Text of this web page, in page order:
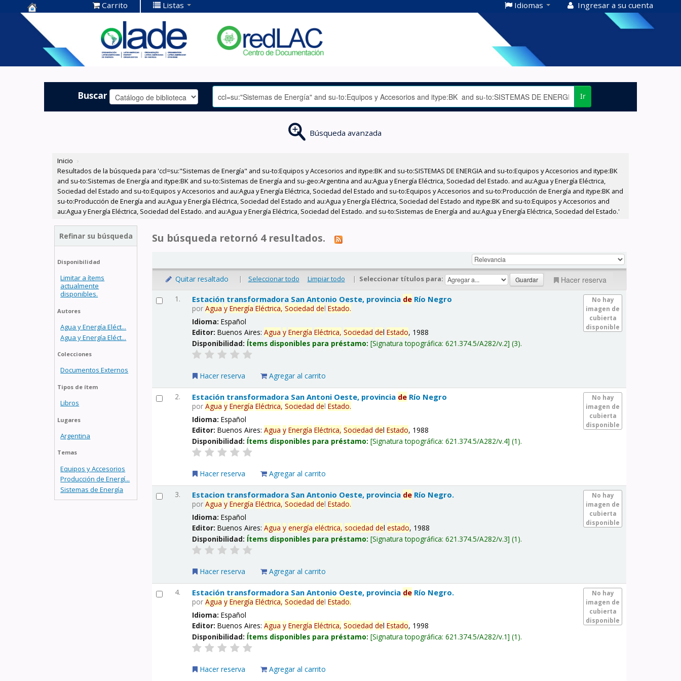
Centro de
Documentación
OLADE -
Carrito Listas Idiomas Ingresar a su cuenta
Buscar Ir
Búsqueda avanzada
Inicio ›
Resultados de la búsqueda para 'ccl=su:"Sistemas de Energía" and su-to:Equipos y Accesorios and itype:BK and su-to:SISTEMAS DE ENERGIA and su-to:Equipos y Accesorios and itype:BK
and su-to:Sistemas de Energía and itype:BK and su-to:Sistemas de Energía and su-geo:Argentina and au:Agua y Energía Eléctrica, Sociedad del Estado. and au:Agua y Energía Eléctrica,
Sociedad del Estado and su-to:Equipos y Accesorios and au:Agua y Energía Eléctrica, Sociedad del Estado and su-to:Equipos y Accesorios and su-to:Producción de Energía and itype:BK and
su-to:Producción de Energía and au:Agua y Energía Eléctrica, Sociedad del Estado and au:Agua y Energía Eléctrica, Sociedad del Estado and itype:BK and su-to:Equipos y Accesorios and
au:Agua y Energía Eléctrica, Sociedad del Estado. and au:Agua y Energía Eléctrica, Sociedad del Estado. and su-to:Sistemas de Energía and au:Agua y Energía Eléctrica, Sociedad del Estado.'
Refinar su búsqueda
Disponibilidad
Limitar a ítems
actualmente
disponibles.
Autores
Agua y Energía Eléct...
Agua y Energía Eléct...
Colecciones
Documentos Externos
Tipos de ítem
Libros
Lugares
Argentina
Temas
Equipos y Accesorios
Producción de Energí...
Sistemas de Energía
Su búsqueda retornó 4 resultados.
Quitar resaltado | Seleccionar todo Limpiar todo | Seleccionar títulos para: Hacer reserva
1.
No hay
imagen de
cubierta
disponible
Estación transformadora San Antonio Oeste, provincia de Río Negro
porAgua y Energía Eléctrica, Sociedad delEstado.
Idioma:Español
Editor:Buenos Aires:Agua y Energía Eléctrica, Sociedad delEstado, 1988
Disponibilidad: Ítems disponibles para préstamo: Signatura topográfica:621.374.5/A282/v.2 (3).
Hacer reserva Agregar al carrito
2.
No hay
imagen de
cubierta
disponible
Estación transformadora San Antoni Oeste, provincia de Río Negro
porAgua y Energía Eléctrica, Sociedad delEstado.
Idioma:Español
Editor:Buenos Aires:Agua y Energía Eléctrica, Sociedad delEstado, 1988
Disponibilidad: Ítems disponibles para préstamo: Signatura topográfica:621.374.5/A282/v.4 (1).
Hacer reserva Agregar al carrito
3.
No hay
imagen de
cubierta
disponible
Estacion transformadora San Antonio Oeste, provincia de Río Negro.
porAgua y Energía Eléctrica, Sociedad delEstado.
Idioma:Español
Editor:Buenos Aires:Agua y energía eléctrica, sociedad delestado, 1988
Disponibilidad: Ítems disponibles para préstamo: Signatura topográfica:621.374.5/A282/v.3 (1).
Hacer reserva Agregar al carrito
4.
No hay
imagen de
cubierta
disponible
Estación transformadora San Antonio Oeste, provincia de Río Negro.
porAgua y Energía Eléctrica, Sociedad delEstado.
Idioma:Español
Editor:Buenos Aires:Agua y Energía Eléctrica, Sociedad delEstado, 1998
Disponibilidad: Ítems disponibles para préstamo: Signatura topográfica:621.374.5/A282/v.1 (1).
Hacer reserva Agregar al carrito